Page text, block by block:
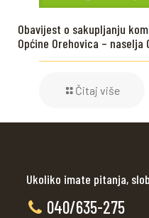
Obavijest o sakupljanju
Općine Orehovica –
Čitaj više
Ukoliko imate pitanja,
040/635-275